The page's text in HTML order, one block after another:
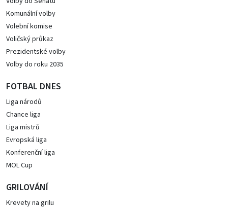
Komunální volby
Volební komise
Voličský průkaz
Prezidentské volby
Volby do roku 2035
FOTBAL DNES
Liga národů
Chance liga
Liga mistrů
Evropská liga
Konferenční liga
MOL Cup
GRILOVÁNÍ
Krevety na grilu